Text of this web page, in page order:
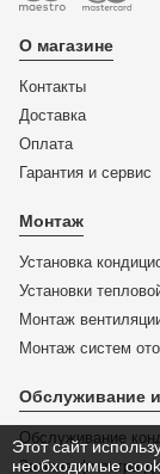
Этот сайт
необходимые
О магазине
Контакты
Доставка
Оплата
Гарантия и сервис
Монтаж
Установка
Установки
Монтаж
Монтаж систем
Обслуживание
Обслуживание
Замена фильтра